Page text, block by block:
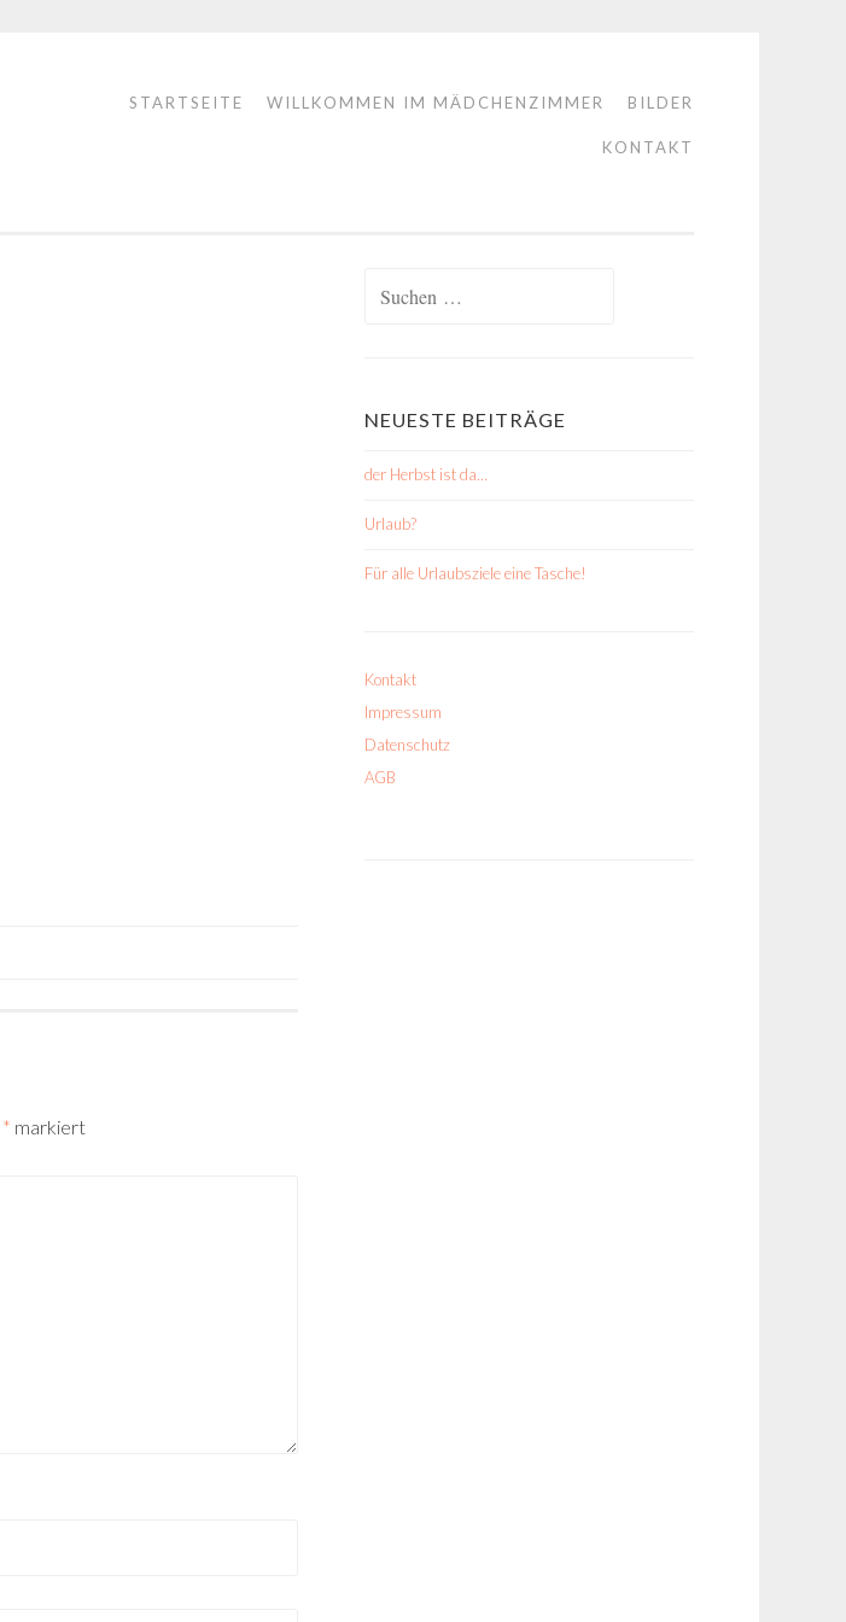
STARTSEITE WILLKOMMEN IM MÄDCHENZIMMER BILDER
KONTAKT
* markiert
NEUESTE BEITRÄGE
der Herbst ist da…
Urlaub?
Für alle Urlaubsziele eine Tasche!
Kontakt
Impressum
Datenschutz
AGB